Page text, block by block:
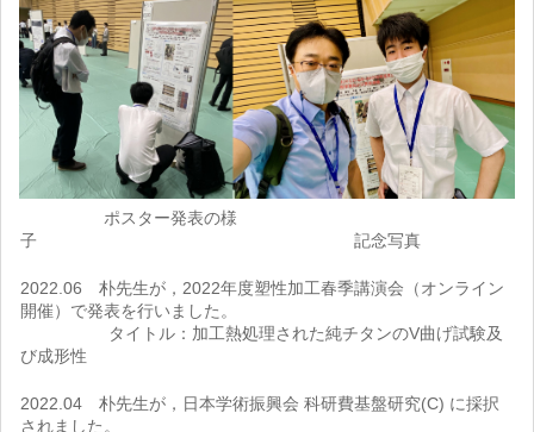
ポスター発表の様
子 記念写真
2022.06 朴先生が，2022年度塑性加工春季講演会（オンライン
開催）で発表を行いました。
タイトル：加工熱処理された純チタンのV曲げ試験及
び成形性
2022.04 朴先生が，日本学術振興会 科研費基盤研究(C) に採択
されました。